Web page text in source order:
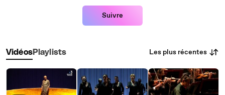
Suivre
VidéosPlaylists Les plus récentes